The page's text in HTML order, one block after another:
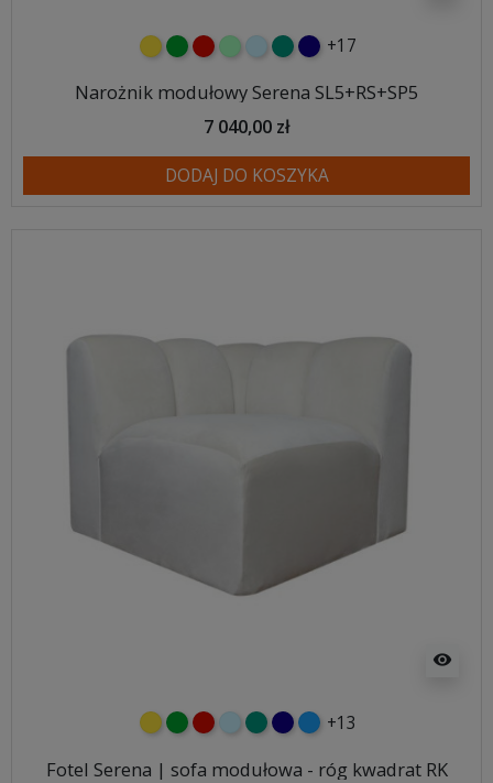
żółtyzielonyczerwony
miętowybłękitnyturkusowy
granatowy
+17
Narożnik modułowy Serena SL5+RS+SP5
7 040,00 zł
DODAJ DO KOSZYKA
visibility
żółtyzielonyczerwony
błękitnyturkusowy
granatowy
niebieski
+13
Fotel Serena | sofa modułowa - róg kwadrat RK